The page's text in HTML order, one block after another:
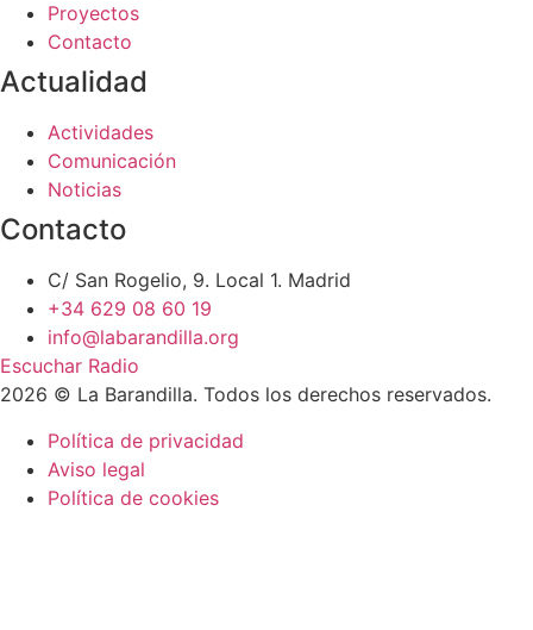
Proyectos
Contacto
Actualidad
Actividades
Comunicación
Noticias
Contacto
C/ San Rogelio, 9. Local 1. Madrid
+34 629 08 60 19
info@labarandilla.org
Escuchar Radio
2026 © La Barandilla. Todos los derechos reservados.
Política de privacidad
Aviso legal
Política de cookies